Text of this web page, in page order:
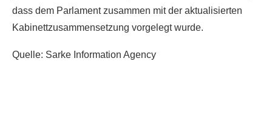
dass dem Parlament zusammen mit der aktualisierten
Kabinettzusammensetzung vorgelegt wurde.
Quelle: Sarke Information Agency